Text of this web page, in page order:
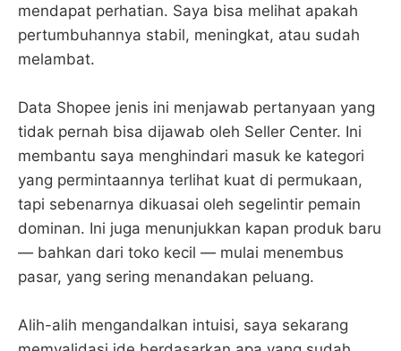
mendapat perhatian. Saya bisa melihat apakah
pertumbuhannya stabil, meningkat, atau sudah
melambat.
Data Shopee jenis ini menjawab pertanyaan yang
tidak pernah bisa dijawab oleh Seller Center. Ini
membantu saya menghindari masuk ke kategori
yang permintaannya terlihat kuat di permukaan,
tapi sebenarnya dikuasai oleh segelintir pemain
dominan. Ini juga menunjukkan kapan produk baru
— bahkan dari toko kecil — mulai menembus
pasar, yang sering menandakan peluang.
Alih-alih mengandalkan intuisi, saya sekarang